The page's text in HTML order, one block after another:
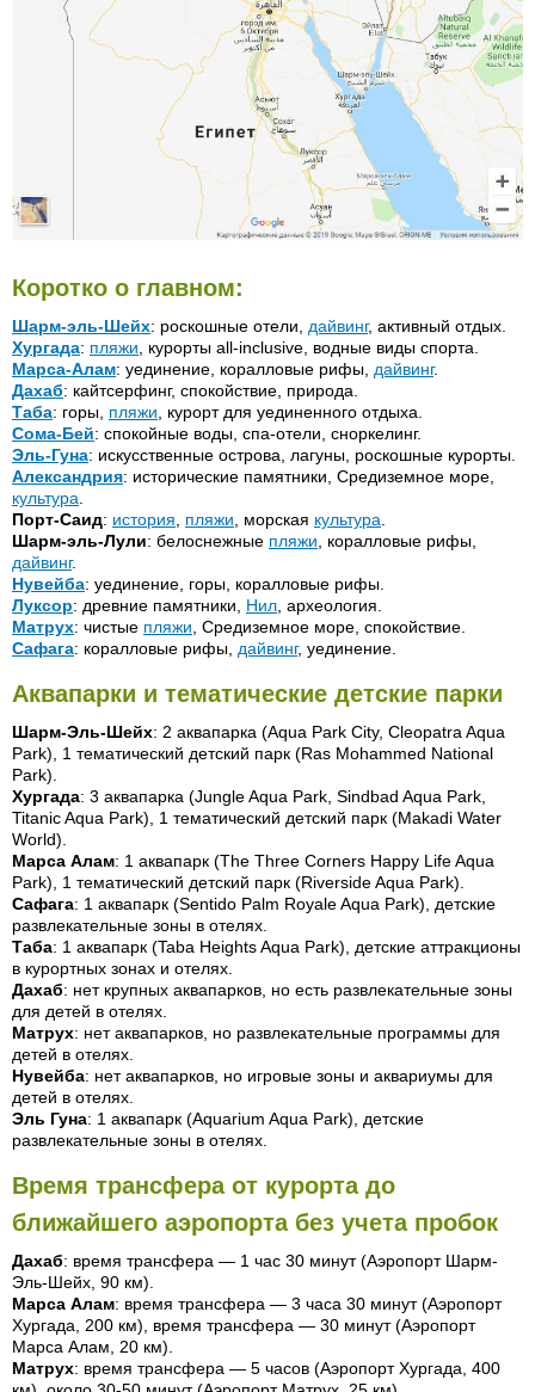
Коротко о главном:
Шарм-эль-Шейх: роскошные отели, дайвинг, активный отдых.
Хургада: пляжи, курорты all-inclusive, водные виды спорта.
Марса-Алам: уединение, коралловые рифы, дайвинг.
Дахаб: кайтсерфинг, спокойствие, природа.
Таба: горы, пляжи, курорт для уединенного отдыха.
Сома-Бей: спокойные воды, спа-отели, сноркелинг.
Эль-Гуна: искусственные острова, лагуны, роскошные курорты.
Александрия: исторические памятники, Средиземное море,
культура.
Порт-Саид: история, пляжи, морская культура.
Шарм-эль-Лули: белоснежные пляжи, коралловые рифы,
дайвинг.
Нувейба: уединение, горы, коралловые рифы.
Луксор: древние памятники, Нил, археология.
Матрух: чистые пляжи, Средиземное море, спокойствие.
Сафага: коралловые рифы, дайвинг, уединение.
Аквапарки и тематические детские парки
Шарм-Эль-Шейх: 2 аквапарка (Aqua Park City, Cleopatra Aqua
Park), 1 тематический детский парк (Ras Mohammed National
Park).
Хургада: 3 аквапарка (Jungle Aqua Park, Sindbad Aqua Park,
Titanic Aqua Park), 1 тематический детский парк (Makadi Water
World).
Марса Алам: 1 аквапарк (The Three Corners Happy Life Aqua
Park), 1 тематический детский парк (Riverside Aqua Park).
Сафага: 1 аквапарк (Sentido Palm Royale Aqua Park), детские
развлекательные зоны в отелях.
Таба: 1 аквапарк (Taba Heights Aqua Park), детские аттракционы
в курортных зонах и отелях.
Дахаб: нет крупных аквапарков, но есть развлекательные зоны
для детей в отелях.
Матрух: нет аквапарков, но развлекательные программы для
детей в отелях.
Нувейба: нет аквапарков, но игровые зоны и аквариумы для
детей в отелях.
Эль Гуна: 1 аквапарк (Aquarium Aqua Park), детские
развлекательные зоны в отелях.
Время трансфера от курорта до
ближайшего аэропорта без учета пробок
Дахаб: время трансфера — 1 час 30 минут (Аэропорт Шарм-
Эль-Шейх, 90 км).
Марса Алам: время трансфера — 3 часа 30 минут (Аэропорт
Хургада, 200 км), время трансфера — 30 минут (Аэропорт
Марса Алам, 20 км).
Матрух: время трансфера — 5 часов (Аэропорт Хургада, 400